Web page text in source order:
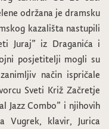
održana je dramsku
kazališta nastupili
Juraj” iz Draganića i
posjetitelji mogli su
način ispričale
Sveti Križ Začretje
Jazz Combo” i njihovih
Vugrek, klavir, Jurica